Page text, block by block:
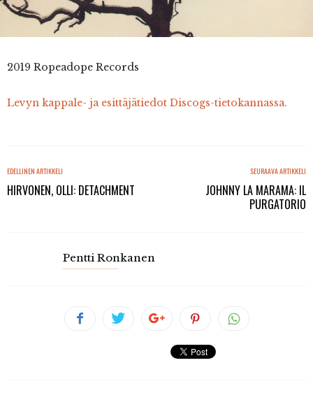
2019 Ropeadope Records
Levyn kappale- ja esittäjätiedot Discogs-tietokannassa.
EDELLINEN ARTIKKELI
HIRVONEN, OLLI: DETACHMENT
SEURAAVA ARTIKKELI
JOHNNY LA MARAMA: IL
PURGATORIO
Pentti Ronkanen